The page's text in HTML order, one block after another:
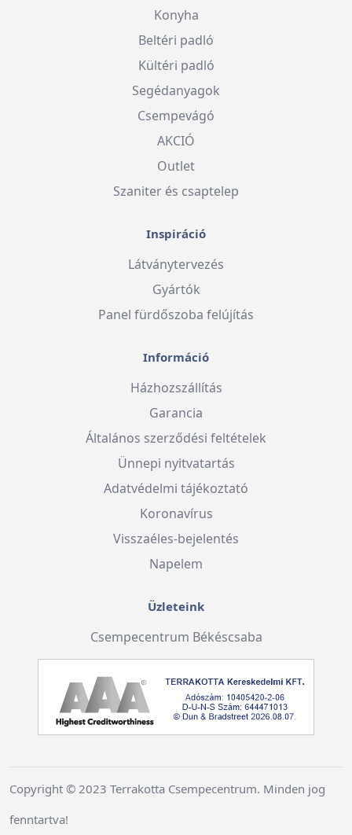
Konyha
Beltéri padló
Kültéri padló
Segédanyagok
Csempevágó
AKCIÓ
Outlet
Szaniter és csaptelep
Inspiráció
Látványtervezés
Gyártók
Panel fürdőszoba felújítás
Információ
Házhozszállítás
Garancia
Általános szerződési feltételek
Ünnepi nyitvatartás
Adatvédelmi tájékoztató
Koronavírus
Visszaéles-bejelentés
Napelem
Üzleteink
Csempecentrum Békéscsaba
Copyright © 2023 Terrakotta Csempecentrum. Minden jog
fenntartva!